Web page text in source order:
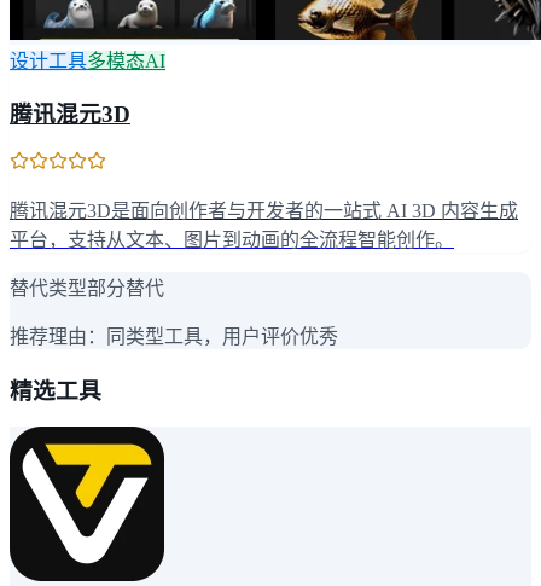
设计工具多模态AI
腾讯混元3D
腾讯混元3D是面向创作者与开发者的一站式 AI 3D 内容生成
平台，支持从文本、图片到动画的全流程智能创作。
替代类型部分替代
推荐理由： 同类型工具，用户评价优秀
精选工具